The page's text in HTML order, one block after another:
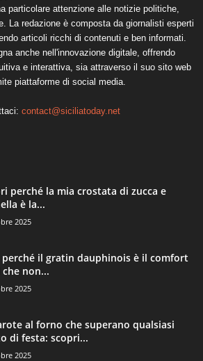
particolare attenzione alle notizie politiche,
La redazione è composta da giornalisti esperti
articoli ricchi di contenuti e ben informati.
anche nell'innovazione digitale, offrendo
e interattiva, sia attraverso il suo sito web
piattaforme di social media.
contact@siciliatoday.net
perché la mia crostata di zucca e
è la...
2025
perché il gratin dauphinois è il comfort
non...
2025
al forno che superano qualsiasi
di festa: scopri...
2025